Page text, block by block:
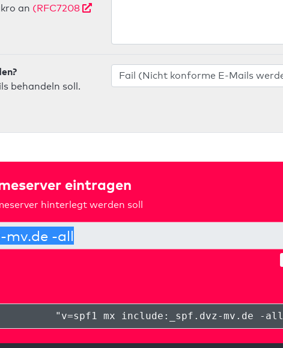
an (RFC7208
behandeln soll.
eintragen
hinterlegt werden soll
" v=spf1 mx include:_spf.dvz-mv.de -all